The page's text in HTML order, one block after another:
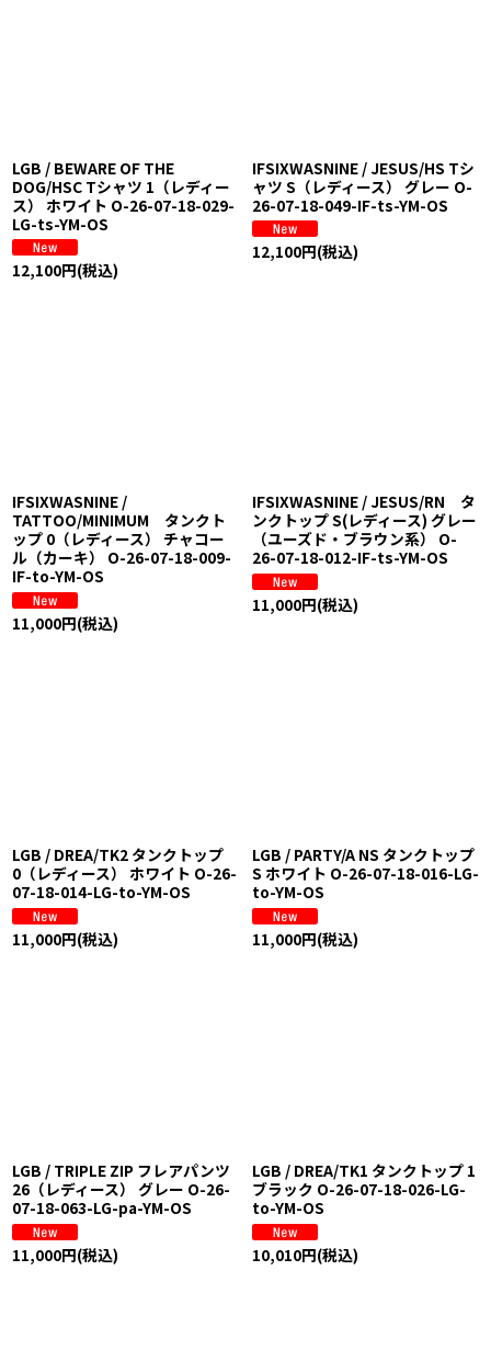
LGB / BEWARE OF THE
DOG/HSC Tシャツ 1（レディー
ス） ホワイト O-26-07-18-029-
LG-ts-YM-OS
12,100円(税込)
IFSIXWASNINE / JESUS/HS Tシ
ャツ S（レディース） グレー O-
26-07-18-049-IF-ts-YM-OS
12,100円(税込)
IFSIXWASNINE /
TATTOO/MINIMUM タンクト
ップ 0（レディース） チャコー
ル（カーキ） O-26-07-18-009-
IF-to-YM-OS
11,000円(税込)
IFSIXWASNINE / JESUS/RN タ
ンクトップ S(レディース) グレー
（ユーズド・ブラウン系） O-
26-07-18-012-IF-ts-YM-OS
11,000円(税込)
LGB / DREA/TK2 タンクトップ
0（レディース） ホワイト O-26-
07-18-014-LG-to-YM-OS
11,000円(税込)
LGB / PARTY/A NS タンクトップ
S ホワイト O-26-07-18-016-LG-
to-YM-OS
11,000円(税込)
LGB / TRIPLE ZIP フレアパンツ
26（レディース） グレー O-26-
07-18-063-LG-pa-YM-OS
11,000円(税込)
LGB / DREA/TK1 タンクトップ 1
ブラック O-26-07-18-026-LG-
to-YM-OS
10,010円(税込)